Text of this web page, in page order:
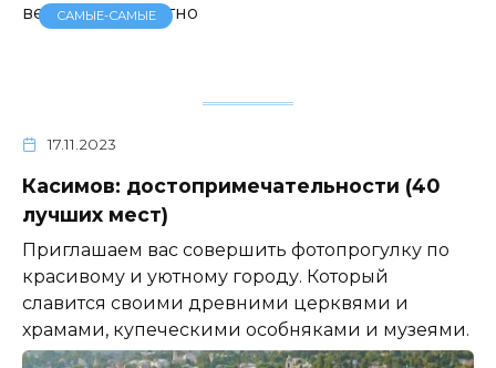
ведь, как известно
САМЫЕ-САМЫЕ
17.11.2023
Касимов: достопримечательности (40
лучших мест)
Приглашаем вас совершить фотопрогулку по
красивому и уютному городу. Который
славится своими древними церквями и
храмами, купеческими особняками и музеями.